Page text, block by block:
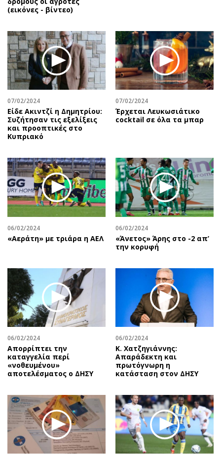
(εικόνες - βίντεο)
07/02/2024
Είδε Ακιντζί η Δημητρίου:
Συζήτησαν τις εξελίξεις
και προοπτικές στο
Κυπριακό
07/02/2024
Έρχεται Λευκωσιάτικο
cocktail σε όλα τα μπαρ
06/02/2024
«Αεράτη» με τριάρα η ΑΕΛ
06/02/2024
«Άνετος» Άρης στο -2 απ’
την κορυφή
06/02/2024
Απορρίπτει την
καταγγελία περί
«νοθευμένου»
αποτελέσματος ο ΔΗΣΥ
06/02/2024
Κ. Χατζηγιάννης:
Απαράδεκτη και
πρωτόγνωρη η
κατάσταση στον ΔΗΣΥ